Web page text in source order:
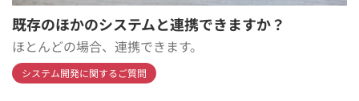
既存のほかのシステムと連携できますか？
ほとんどの場合、連携できます。
システム開発に関するご質問